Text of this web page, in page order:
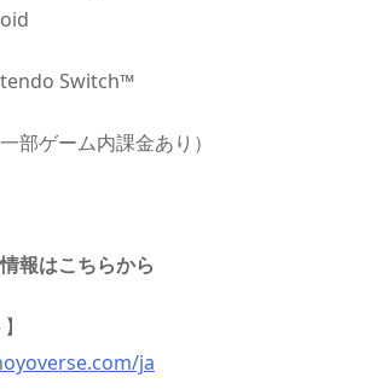
Switch™
部ゲーム内課金あり）
報はこちらから
ja